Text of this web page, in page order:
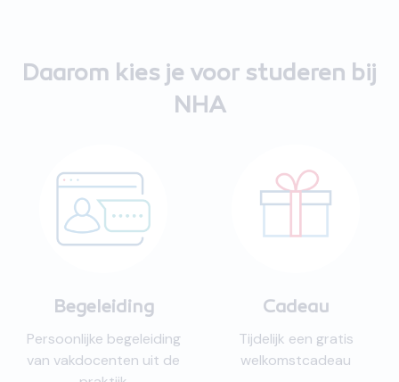
Daarom kies je voor studeren bij
NHA
Begeleiding
Persoonlijke begeleiding
van vakdocenten uit de
Cadeau
Tijdelijk een gratis
welkomstcadeau